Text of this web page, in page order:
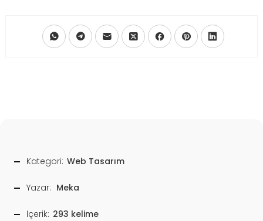
Kategori: Web Tasarım
Yazar: Meka
İçerik: 293 kelime